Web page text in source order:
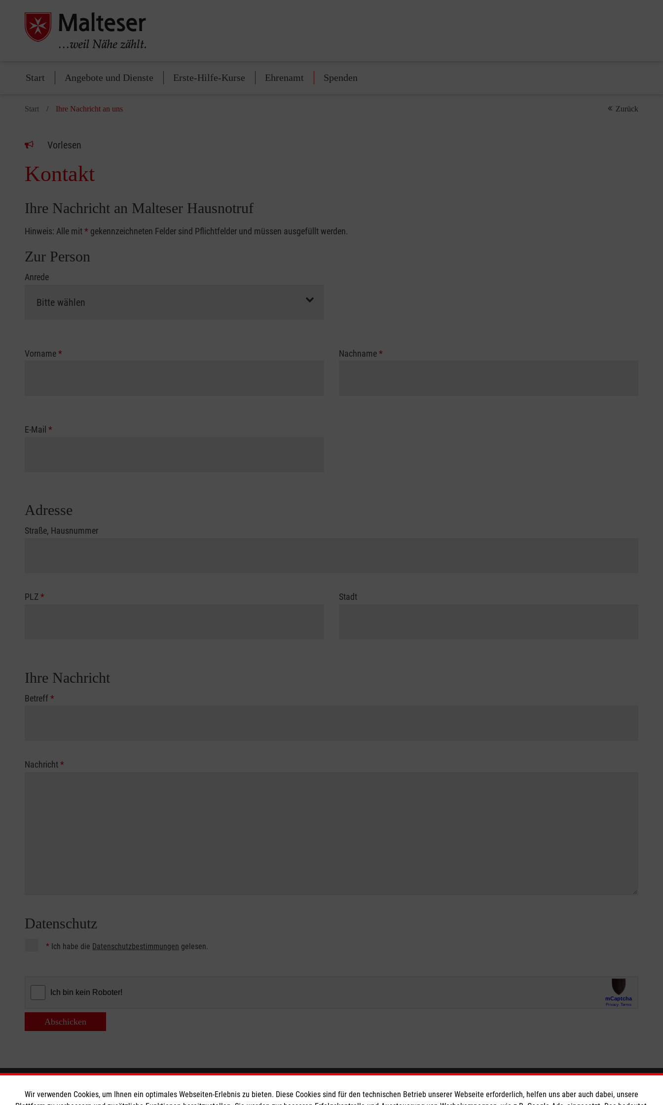
Start Angebote und Dienste Erste-Hilfe-Kurse Ehrenamt Spenden
Start Ihre Nachricht an uns Zurück
Vorlesen
Kontakt
Ihre Nachricht an Malteser Hausnotruf
Hinweis: Alle mit* gekennzeichneten Felder sind Pflichtfelder und müssen ausgefüllt werden.
Zur Person
Anrede
Vorname* Nachname*
E-Mail *
Adresse
Straße, Hausnummer
PLZ* Stadt
Ihre Nachricht
Betreff*
Nachricht*
Datenschutz
* Ich habe die Datenschutzbestimmungen gelesen.
Abschicken
Informationen Die Malteser Spendenkonto So finden Sie uns
Wir verwenden Cookies, um Ihnen ein optimales Webseiten-Erlebnis zu bieten. Diese Cookies sind für den technischen Betrieb unserer Webseite erforderlich, helfen uns aber auch dabei, unsere